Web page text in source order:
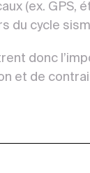
(ex. GPS,
du cycle
donc
et de